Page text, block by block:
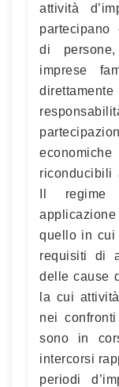
attività
partecipano
di
imprese
riconducibili
Il
applicazione
quello in cui
requisiti di
delle cause
la cui
nei
sono in
intercorsi
periodi